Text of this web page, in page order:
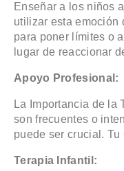
Enseñar a los niños
utilizar esta emoción
para poner límites o
lugar de reaccionar
Apoyo Profesional:
La Importancia de la
son frecuentes o
puede ser crucial.
Terapia Infantil: